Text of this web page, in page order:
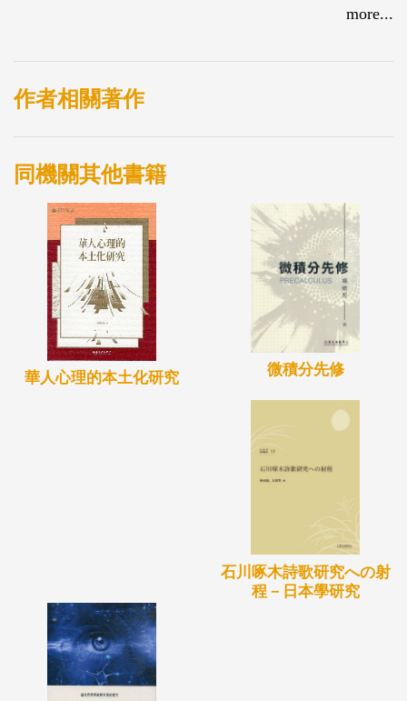
綜觀布瑞納的一生，從童年時期在父親鞋店後方的房
驗室主任，他展現機智幽默、無比堅毅、反對傳統思
維的樣貌，並且呈現身為現代生物學巨人之一的迷人
more...
作者相關著作
同機關其他書籍
華人心理的本土化研究 微積分先修
石川啄木詩歌研究への射
程－日本學研究